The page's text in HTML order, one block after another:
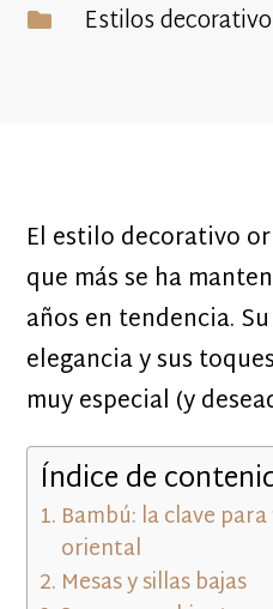
 Estilos
El estilo decorativo
que más se ha
años en tendencia.
elegancia y sus
muy especial (y
Índice de
Bambú: la clave
oriental
Mesas y sillas bajas